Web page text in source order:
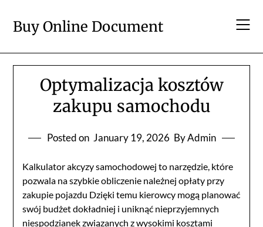
content
Buy Online Document
Optymalizacja kosztów
zakupu samochodu
Posted on January 19, 2026 By Admin
Kalkulator akcyzy samochodowej to narzędzie, które
pozwala na szybkie obliczenie należnej opłaty przy
zakupie pojazdu Dzięki temu kierowcy mogą planować
swój budżet dokładniej i uniknąć nieprzyjemnych
niespodzianek związanych z wysokimi kosztami